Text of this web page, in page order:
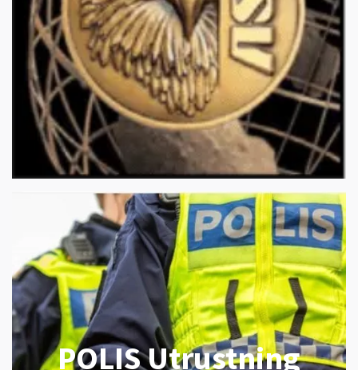
POLIS Utrustning